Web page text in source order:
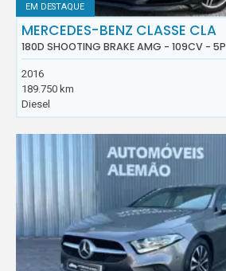
EM DESTAQUE
MERCEDES-BENZ CLASSE CLA
180D SHOOTING BRAKE AMG - 109CV - 5P
2016
189.750 km
Diesel